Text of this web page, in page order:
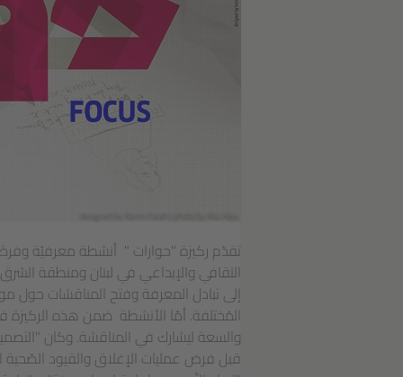
تقدّم ركيزة "حوارات " أنشطة معرفيّة
الثقافي والإبداعي في لبنان ومنطقة
إلى تبادل المعرفة وفتح المناقشات حول
المُختلفة. أمّا الأنشطة ضمن هذه
والسعة ليشارك في المناقشة. وكان
قبل فرض عمليات الإغلاق والقيود الصّحية